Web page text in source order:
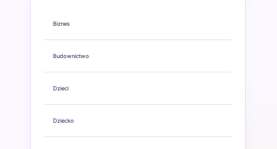
Biznes
Budownictwo
Dzieci
Dziecko